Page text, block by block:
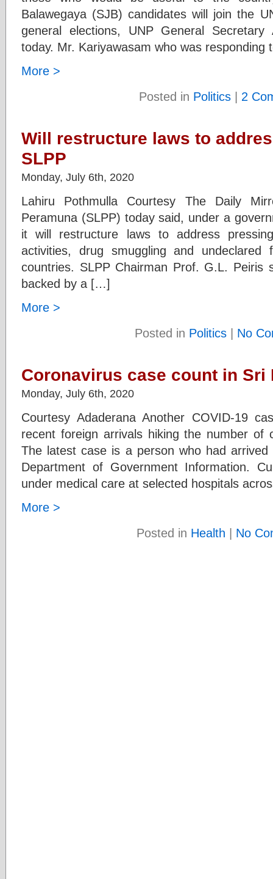
Balawegaya (SJB) candidates will join the
general elections, UNP General Secretary
today. Mr. Kariyawasam who was
More >
Posted in Politics | 2
Will restructure laws to
SLPP
Monday, July 6th, 2020
Lahiru Pothmulla Courtesy The Daily
Peramuna (SLPP) today said, under a
it will restructure laws to address
activities, drug smuggling and
countries. SLPP Chairman Prof. G.L. Peiris
backed by a […]
More >
Posted in Politics | No
Coronavirus case count in Sri
Monday, July 6th, 2020
Courtesy Adaderana Another COVID-19
recent foreign arrivals hiking the number
The latest case is a person who had
Department of Government Information.
under medical care at selected hospitals
More >
Posted in Health | No